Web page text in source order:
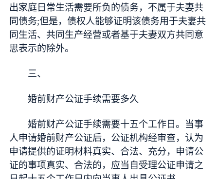
出家庭日常生活需要所负的债务，不属于夫妻共
同债务;但是，债权人能够证明该债务用于夫妻共
同生活、共同生产经营或者基于夫妻双方共同意
思表示的除外。
三、
婚前财产公证手续需要多久
婚前财产公证手续需要十五个工作日。当事
人申请婚前财产公证后，公证机构经审查，认为
申请提供的证明材料真实、合法、充分，申请公
证的事项真实、合法的，应当自受理公证申请之